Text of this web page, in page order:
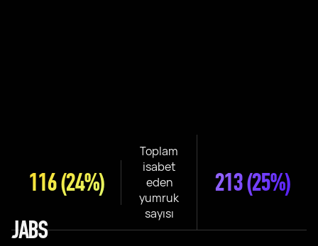
116(24%)
Toplam
isabet
eden
yumruk
sayısı
213(25%)
JABS